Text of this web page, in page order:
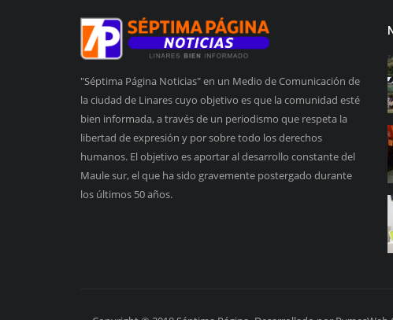
"Séptima Página Noticias" en un Medio de Comunicación de
la ciudad de Linares cuyo objetivo es que la comunidad esté
bien informada, a través de un periodismo que respeta la
libertad de expresión y por sobre todo los derechos
humanos. El objetivo es aportar al desarrollo constante del
Maule sur, el que ha sido gravemente postergado durante
los últimos 50 años.